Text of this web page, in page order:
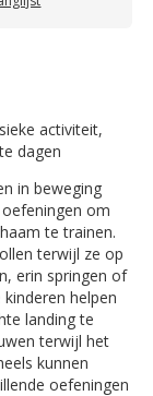
activiteit,
dagen
in beweging
om
te trainen.
terwijl ze op
erin springen of
helpen
landing te
terwijl het
kunnen
oefeningen